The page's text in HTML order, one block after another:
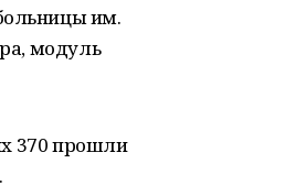
им.
модуль
370 прошли